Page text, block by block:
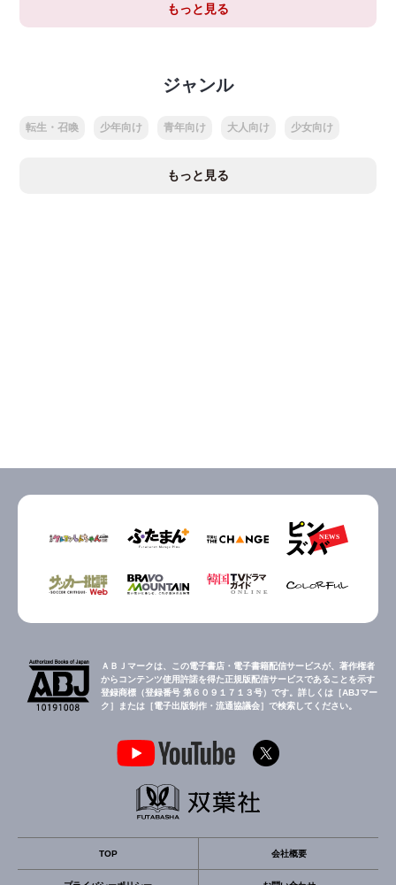
もっと見る
ジャンル
転生・召喚 少年向け 青年向け 大人向け 少女向け
もっと見る
ＡＢＪマークは、この電子書店・電子書籍配信サービスが、著作権者
からコンテンツ使用許諾を得た正規版配信サービスであることを示す
登録商標（登録番号 第６０９１７１３号）です。詳しくは［ABJマー
ク］または［電子出版制作・流通協議会］で検索してください。
TOP 会社概要